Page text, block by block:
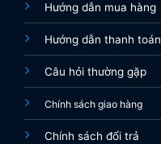
Hướng dẫn mua hàng
Hướng dẫn thanh toán
Câu hỏi thường gặp
Chính sách giao hàng
Chính sách đổi trả